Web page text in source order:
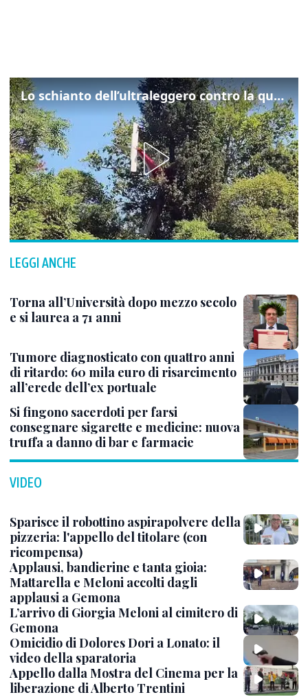
Lo schianto dell’ultraleggero contro la quercia: cosa è successo a Rivarotta
LEGGI ANCHE
Torna all’Università dopo mezzo secolo
e si laurea a 71 anni
Tumore diagnosticato con quattro anni
di ritardo: 60 mila euro di risarcimento
all’erede dell’ex portuale
Si fingono sacerdoti per farsi
consegnare sigarette e medicine: nuova
truffa a danno di bar e farmacie
VIDEO
Sparisce il robottino aspirapolvere della
pizzeria: l'appello del titolare (con
ricompensa)
Applausi, bandierine e tanta gioia:
Mattarella e Meloni accolti dagli
applausi a Gemona
L’arrivo di Giorgia Meloni al cimitero di
Gemona
Omicidio di Dolores Dori a Lonato: il
video della sparatoria
Appello dalla Mostra del Cinema per la
liberazione di Alberto Trentini